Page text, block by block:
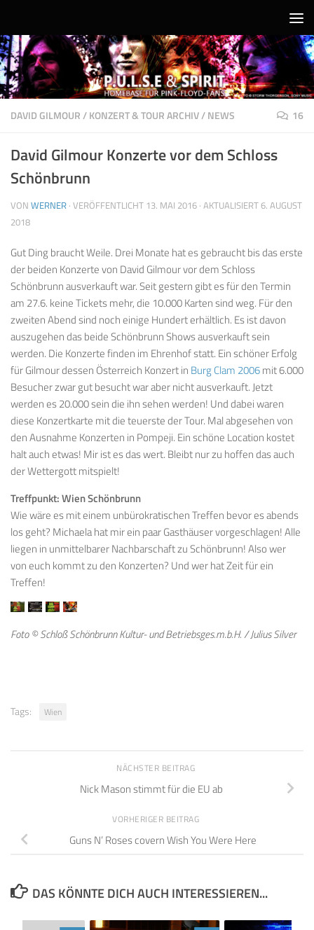
DAVID GILMOUR/KONZERT & TOUR ARCHIV/NEWS 16
David Gilmour Konzerte vor dem Schloss
Schönbrunn
VON WERNER · VERÖFFENTLICHT 13. MAI 2016 · AKTUALISIERT6. AUGUST
2018
Gut Ding braucht Weile. Drei Monate hat es gebraucht bis das erste
der beiden Konzerte von David Gilmour vor dem Schloss
Schönbrunn ausverkauft war. Seit gestern gibt es für den Termin
am 27.6. keine Tickets mehr, die 10.000 Karten sind weg. Für den
zweiten Abend sind noch einige Hundert erhältlich. Es ist davon
auszugehen das beide Schönbrunn Shows ausverkauft sein
werden. Die Konzerte finden im Ehrenhof statt. Ein schöner Erfolg
für Gilmour dessen Österreich Konzert in Burg Clam 2006mit 6.000
Besucher zwar gut besucht war aber nicht ausverkauft. Jetzt
werden es 20.000 sein die ihn sehen werden! Und dabei waren
diese Konzertkarte mit die teuerste der Tour. Mal abgesehen von
den Ausnahme Konzerten in Pompeji. Ein schöne Location kostet
halt auch etwas! Mir ist es das wert. Bleibt nur zu hoffen das auch
der Wettergott mitspielt!
Treffpunkt: Wien Schönbrunn
Wie wäre es mit einem unbürokratischen Treffen bevor es abends
los geht? Michaela hat mir ein paar Gasthäuser vorgeschlagen! Alle
liegen in unmittelbarer Nachbarschaft zu Schönbrunn! Also wer
von euch kommt zu den Konzerten? Und wer hat Zeit für ein
Treffen!
Foto © Schloß Schönbrunn Kultur- und Betriebsges.m.b.H. / Julius Silver
Tags: Wien
NÄCHSTER BEITRAG
Nick Mason stimmt für die EU ab
VORHERIGER BEITRAG
Guns N’ Roses covern Wish You Were Here
DAS KÖNNTE DICH AUCH INTERESSIEREN...